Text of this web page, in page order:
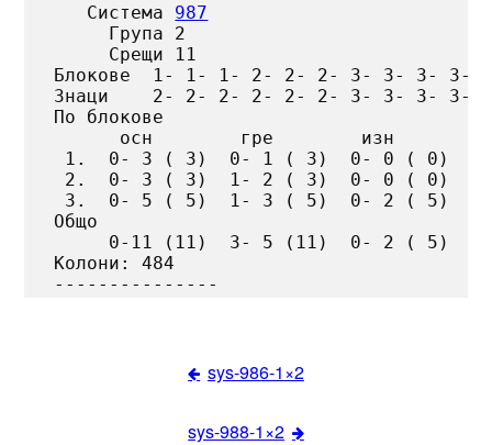
   Система
987
     Група 2
     Срещи 11
Блокове  1- 1- 1- 2- 2- 2- 3- 3- 3- 3-
Знаци    2- 2- 2- 2- 2- 2- 3- 3- 3- 3-
По блокове
      осн        гре        изн
1.  0- 3 ( 3)  0- 1 ( 3)  0- 0 ( 0)
2.  0- 3 ( 3)  1- 2 ( 3)  0- 0 ( 0)
3.  0- 5 ( 5)  1- 3 ( 5)  0- 2 ( 5)
Общо
     0-11 (11)  3- 5 (11)  0- 2 ( 5)
Колони: 484
sys-986-1×2
sys-988-1×2